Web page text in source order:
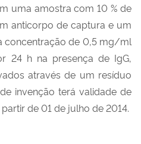
uma amostra com 10 % de
anticorpo de captura e um
concentração de 0,5 mg/ml
24 h na presença de IgG,
através de um resíduo
invenção terá validade de
de 01 de julho de 2014.